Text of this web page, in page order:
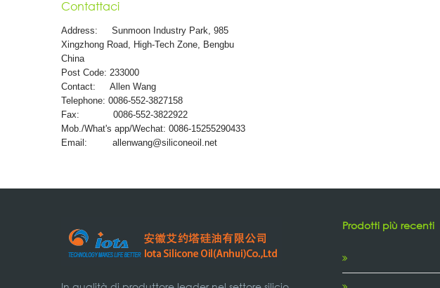
Contattaci
Address: Sunmoon Industry Park, 985
Xingzhong Road, High-Tech Zone, Bengbu
China
Post Code: 233000
Contact: Allen Wang
Telephone: 0086-552-3827158
Fax: 0086-552-3822922
Mob./What's app/Wechat: 0086-15255290433
Email: allenwang@siliconeoil.net
Prodotti più recenti